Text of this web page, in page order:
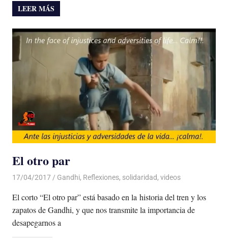
LEER MÁS
El otro par
17/04/2017 De todo un Poco
Gandhi, Reflexiones, solidaridad, videos
El corto “El otro par” está basado en la historia del tren y los
zapatos de Gandhi, y que nos transmite la importancia de
desapegarnos a